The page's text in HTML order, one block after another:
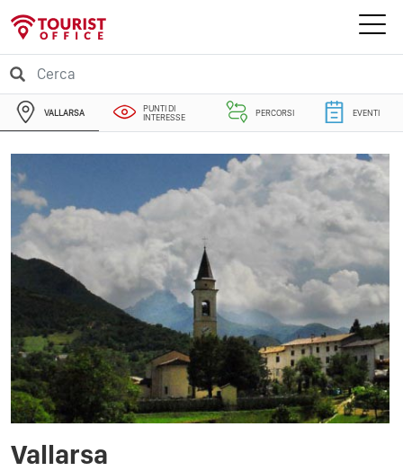
VALLARSA
PUNTI DI
INTERESSE
PERCORSI EVENTI
Vallarsa